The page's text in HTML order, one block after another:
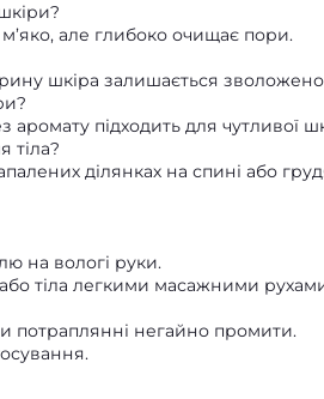
але глибоко очищає пори.
шкіра залишається
аромату підходить для чутливої
тіла?
ділянках на спині або
на вологі руки.
тіла легкими масажними
потраплянні негайно промити.